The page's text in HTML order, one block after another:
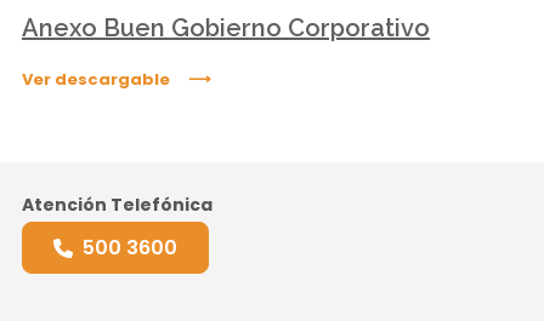
Anexo Buen Gobierno Corporativo
Ver descargable
Atención Telefónica
500 3600